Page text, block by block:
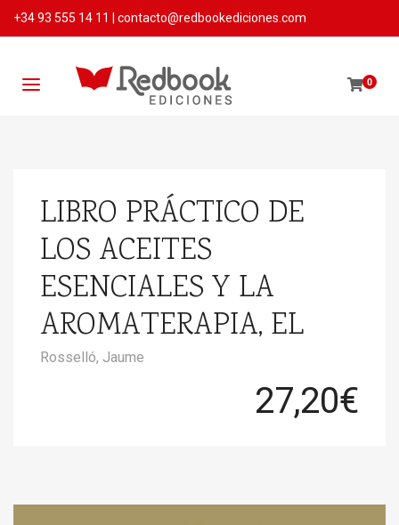
+34 93 555 14 11 contacto@redbookediciones.com
0
LIBRO PRÁCTICO DE
LOS ACEITES
ESENCIALES Y LA
AROMATERAPIA, EL
Rosselló, Jaume
27,20€